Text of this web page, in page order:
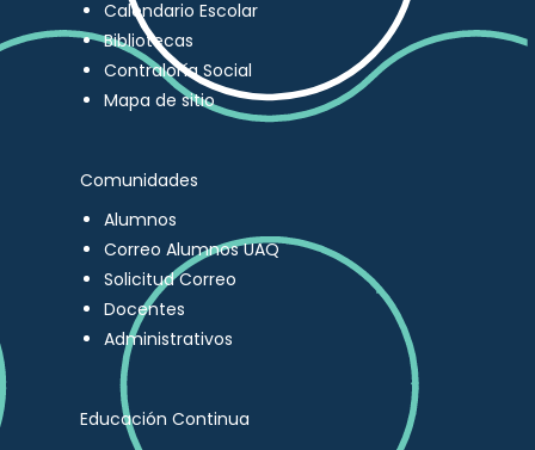
Calendario Escolar
Bibliotecas
Contraloría Social
Mapa de sitio
Comunidades
Alumnos
Correo Alumnos UAQ
Solicitud Correo
Docentes
Administrativos
Educación Continua